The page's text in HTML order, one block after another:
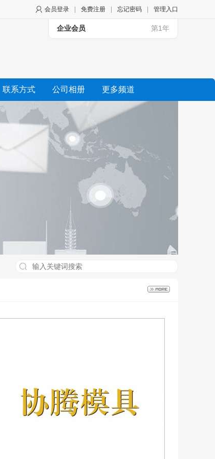
会员登录 免费注册 忘记密码 管理入口
企业会员 第1年
联系方式 公司相册 更多频道